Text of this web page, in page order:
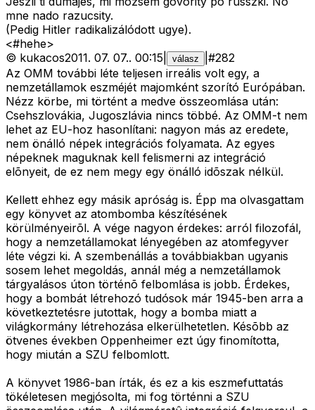
mne nado razucsity.
(Pedig Hitler radikalizálódott ugye).
<#hehe>
© kukacos2011. 07. 07.. 00:15 válasz #282
Az OMM további léte teljesen irreális volt egy, a
nemzetállamok eszméjét majomként szorító Európában.
Nézz körbe, mi történt a medve összeomlása után:
Csehszlovákia, Jugoszlávia nincs többé. Az OMM-t nem
lehet az EU-hoz hasonlítani: nagyon más az eredete,
nem önálló népek integrációs folyamata. Az egyes
népeknek maguknak kell felismerni az integráció
elõnyeit, de ez nem megy egy önálló idõszak nélkül.
Kellett ehhez egy másik apróság is. Épp ma olvasgattam
egy könyvet az atombomba készítésének
körülményeirõl. A vége nagyon érdekes: arról filozofál,
hogy a nemzetállamokat lényegében az atomfegyver
léte végzi ki. A szembenállás a továbbiakban ugyanis
sosem lehet megoldás, annál még a nemzetállamok
tárgyalásos úton történõ felbomlása is jobb. Érdekes,
hogy a bombát létrehozó tudósok már 1945-ben arra a
következtetésre jutottak, hogy a bomba miatt a
világkormány létrehozása elkerülhetetlen. Késõbb az
ötvenes években Oppenheimer ezt úgy finomította,
hogy miután a SZU felbomlott.
A könyvet 1986-ban írták, és ez a kis eszmefuttatás
tökéletesen megjósolta, mi fog történni a SZU